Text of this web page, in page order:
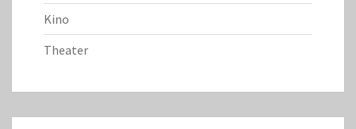
Kino
Theater